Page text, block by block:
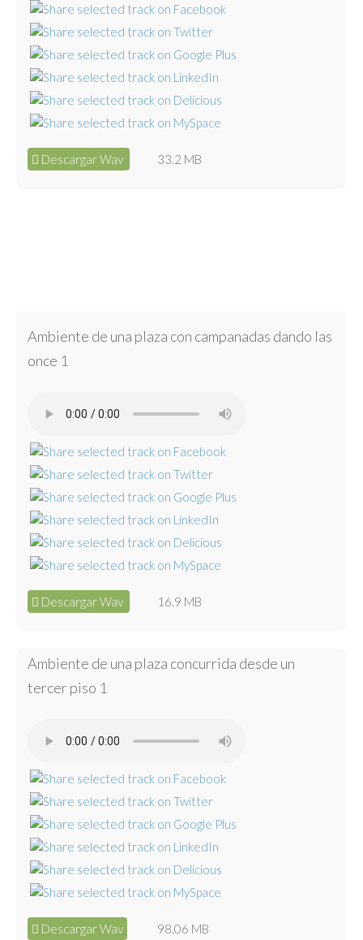
Descargar Wav 33.2 MB
Ambiente de una plaza con campanadas dando las
once 1
Descargar Wav 16.9 MB
Ambiente de una plaza concurrida desde un
tercer piso 1
Descargar Wav 98.06 MB